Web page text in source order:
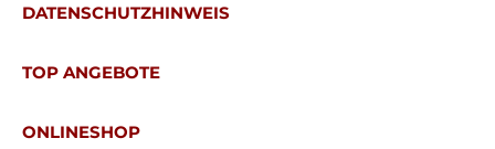
DATENSCHUTZHINWEIS
TOP ANGEBOTE
ONLINESHOP